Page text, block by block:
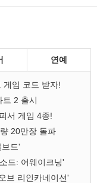
연예
임 코드 받자!
2 출시
서 게임 4종!
20만장 돌파
드'
드: 어웨이크닝'
브 리인카네이션'